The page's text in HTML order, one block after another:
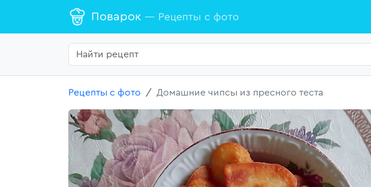
Поварок — Рецепты с фото
Рецепты с фото Домашние чипсы из пресного теста